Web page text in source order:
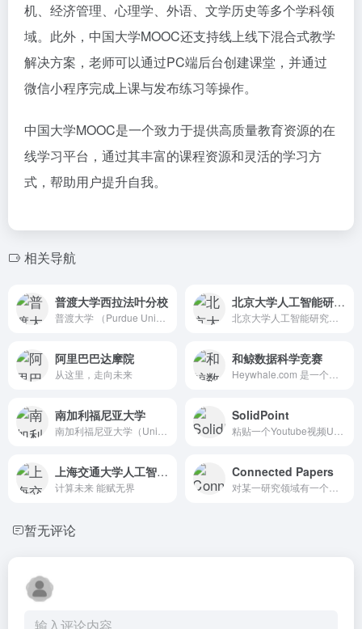
机、经济管理、心理学、外语、文学历史等多个学科领
域。此外，中国大学MOOC还支持线上线下混合式教学
解决方案，老师可以通过PC端后台创建课堂，并通过
微信小程序完成上课与发布练习等操作。
中国大学MOOC是一个致力于提供高质量教育资源的在
线学习平台，通过其丰富的课程资源和灵活的学习方
式，帮助用户提升自我。
相关导航
普渡大学西拉法叶分校 北京大学人工智能研究院
阿里巴巴达摩院
从这里，走向未来
和鲸数据科学竞赛
南加利福尼亚大学 SolidPoint
上海交通大学人工智能研究院
计算未来 能赋无界
Connected Papers
暂无评论